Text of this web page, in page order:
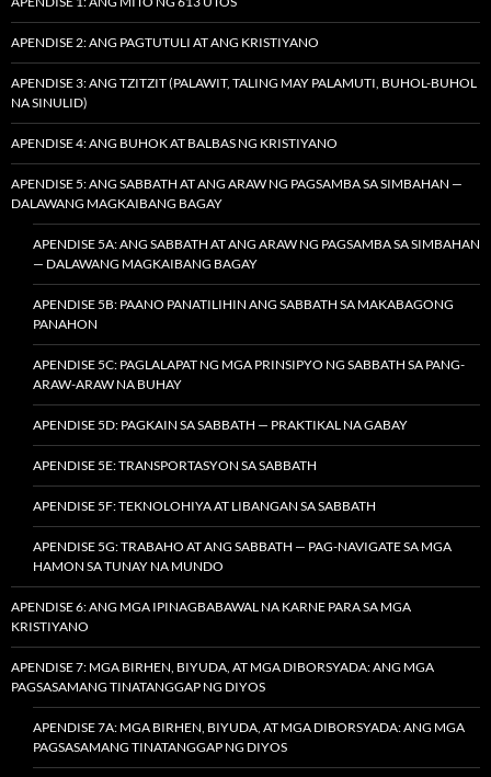
APENDISE 2: ANG PAGTUTULI AT ANG KRISTIYANO
APENDISE 3: ANG TZITZIT (PALAWIT, TALING MAY PALAMUTI, BUHOL-BUHOL
NA SINULID)
APENDISE 4: ANG BUHOK AT BALBAS NG KRISTIYANO
APENDISE 5: ANG SABBATH AT ANG ARAW NG PAGSAMBA SA SIMBAHAN —
DALAWANG MAGKAIBANG BAGAY
APENDISE 5A: ANG SABBATH AT ANG ARAW NG PAGSAMBA SA SIMBAHAN
— DALAWANG MAGKAIBANG BAGAY
APENDISE 5B: PAANO PANATILIHIN ANG SABBATH SA MAKABAGONG
PANAHON
APENDISE 5C: PAGLALAPAT NG MGA PRINSIPYO NG SABBATH SA PANG-
ARAW-ARAW NA BUHAY
APENDISE 5D: PAGKAIN SA SABBATH — PRAKTIKAL NA GABAY
APENDISE 5E: TRANSPORTASYON SA SABBATH
APENDISE 5F: TEKNOLOHIYA AT LIBANGAN SA SABBATH
APENDISE 5G: TRABAHO AT ANG SABBATH — PAG-NAVIGATE SA MGA
HAMON SA TUNAY NA MUNDO
APENDISE 6: ANG MGA IPINAGBABAWAL NA KARNE PARA SA MGA
KRISTIYANO
APENDISE 7: MGA BIRHEN, BIYUDA, AT MGA DIBORSYADA: ANG MGA
PAGSASAMANG TINATANGGAP NG DIYOS
APENDISE 7A: MGA BIRHEN, BIYUDA, AT MGA DIBORSYADA: ANG MGA
PAGSASAMANG TINATANGGAP NG DIYOS